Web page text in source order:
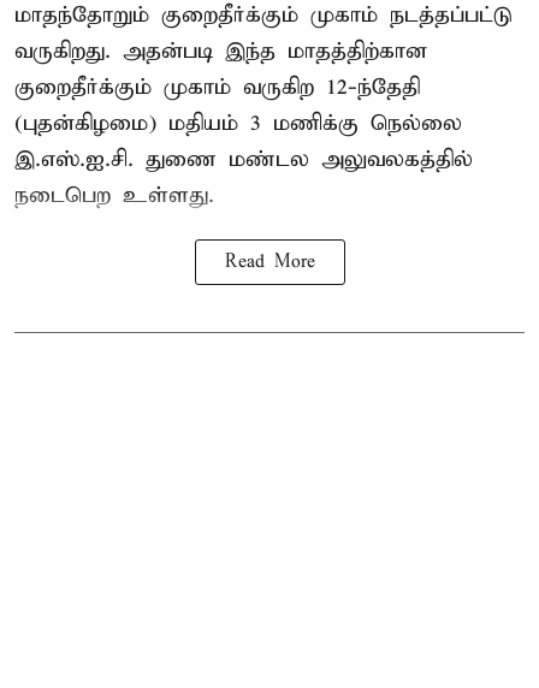
மாதந்தோறும் குறைதீர்க்கும் முகாம் நடத்தப்பட்டு
வருகிறது. அதன்படி இந்த மாதத்திற்கான
குறைதீர்க்கும் முகாம் வருகிற 12-ந்தேதி
(புதன்கிழமை) மதியம் 3 மணிக்கு நெல்லை
இ.எஸ்.ஐ.சி. துணை மண்டல அலுவலகத்தில்
நடைபெற உள்ளது.
Read More